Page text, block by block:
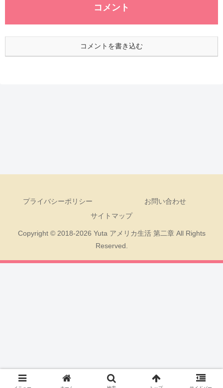
コメント
コメントを書き込む
プライバシーポリシー
お問い合わせ
サイトマップ
Copyright © 2018-2026 Yuta アメリカ生活 第二章 All Rights
Reserved.